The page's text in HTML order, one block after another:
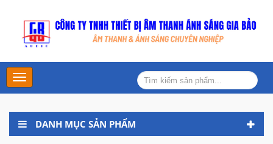
Main
Menu
DANH MỤC SẢN PHẨM